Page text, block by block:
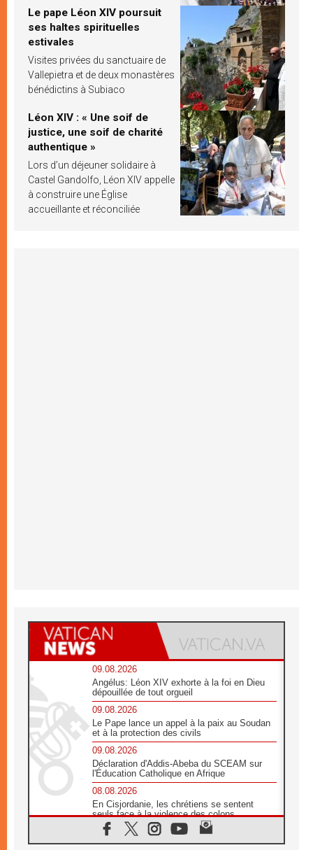
Le pape Léon XIV poursuit
ses haltes spirituelles
estivales
Visites privées du sanctuaire de
Vallepietra et de deux monastères
bénédictins à Subiaco
Léon XIV : « Une soif de
justice, une soif de charité
authentique »
Lors d’un déjeuner solidaire à
Castel Gandolfo, Léon XIV appelle
à construire une Église
accueillante et réconciliée
09.08.2026
Angélus: Léon XIV exhorte à la foi en Dieu
dépouillée de tout orgueil
09.08.2026
Le Pape lance un appel à la paix au Soudan
et à la protection des civils
09.08.2026
Déclaration d'Addis-Abeba du SCEAM sur
l'Éducation Catholique en Afrique
08.08.2026
En Cisjordanie, les chrétiens se sentent
seuls face à la violence des colons
08.08.2026
Léon XIV au sanctuaire de Notre Dame du